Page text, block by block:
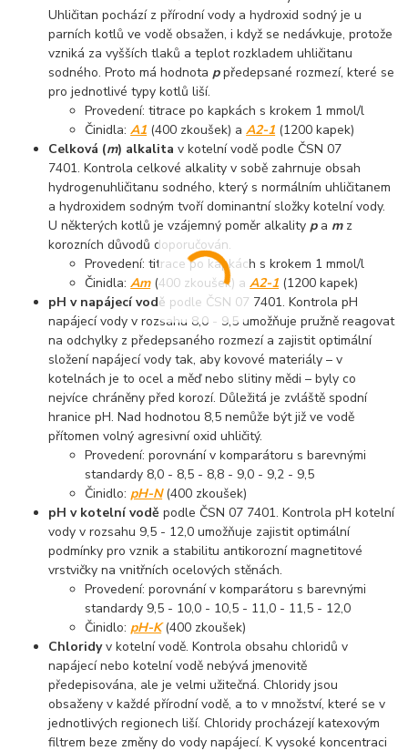
Uhličitan pochází z přírodní vody a hydroxid sodný je u
parních kotlů ve vodě obsažen, i když se nedávkuje, protože
vzniká za vyšších tlaků a teplot rozkladem uhličitanu
sodného. Proto má hodnota ppředepsané rozmezí, které se
pro jednotlivé typy kotlů liší.
Provedení: titrace po kapkách s krokem 1 mmol/l
Činidla:A1 (400 zkoušek) aA2-1 (1200 kapek)
Celková (m) alkalita v kotelní vodě podle ČSN 07
7401. Kontrola celkové alkality v sobě zahrnuje obsah
hydrogenuhličitanu sodného, který s normálním uhličitanem
a hydroxidem sodným tvoří dominantní složky kotelní vody.
U některých kotlů je vzájemný poměr alkality pa mz
korozních důvodů doporučován.
Provedení: titrace po kapkách s krokem 1 mmol/l
Činidla:Am(400 zkoušek) aA2-1 (1200 kapek)
pH v napájecí vodě podle ČSN 07 7401. Kontrola pH
napájecí vody v rozsahu 8,0 - 9,5 umožňuje pružně reagovat
na odchylky z předepsaného rozmezí a zajistit optimální
složení napájecí vody tak, aby kovové materiály – v
kotelnách je to ocel a měď nebo slitiny mědi – byly co
nejvíce chráněny před korozí. Důležitá je zvláště spodní
hranice pH. Nad hodnotou 8,5 nemůže být již ve vodě
přítomen volný agresivní oxid uhličitý.
Provedení: porovnání v komparátoru s barevnými
standardy 8,0 - 8,5 - 8,8 - 9,0 - 9,2 - 9,5
Činidlo: pH-N (400 zkoušek)
pH v kotelní vodě podle ČSN 07 7401. Kontrola pH kotelní
vody v rozsahu 9,5 - 12,0 umožňuje zajistit optimální
podmínky pro vznik a stabilitu antikorozní magnetitové
vrstvičky na vnitřních ocelových stěnách.
Provedení: porovnání v komparátoru s barevnými
standardy 9,5 - 10,0 - 10,5 - 11,0 - 11,5 - 12,0
Činidlo: pH-K (400 zkoušek)
Chloridyv kotelní vodě. Kontrola obsahu chloridů v
napájecí nebo kotelní vodě nebývá jmenovitě
předepisována, ale je velmi užitečná. Chloridy jsou
obsaženy v každé přírodní vodě, a to v množství, které se v
jednotlivých regionech liší. Chloridy procházejí katexovým
filtrem beze změny do vody napájecí. K vysoké koncentraci